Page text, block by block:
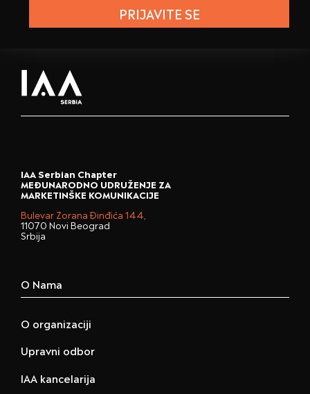
PRIJAVITE SE
IAA Serbian Chapter
MEĐUNARODNO UDRUŽENJE ZA
MARKETINŠKE KOMUNIKACIJE
Bulevar Zorana Đinđića 144,
11070 Novi Beograd
Srbija
O Nama
O organizaciji
Upravni odbor
IAA kancelarija